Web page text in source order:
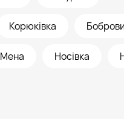
Корюківка
Мена Носівка